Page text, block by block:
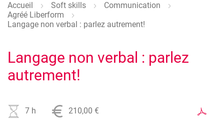
Fil
d'Ariane
Accueil Soft skills
Communication
Agréé Liberform
Langage non verbal : parlez autrement!
Langage non verbal : parlez
autrement!
7 h 210,00 €